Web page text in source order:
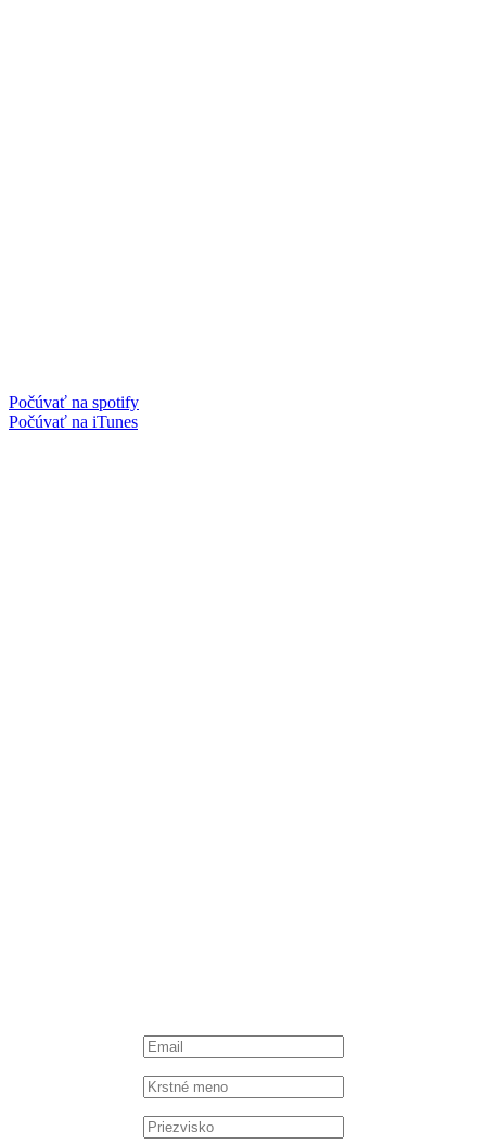
Počúvať na spotify
Počúvať na iTunes